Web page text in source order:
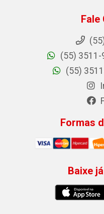
Fale
(55) 3511-
(55)
Formas
Baixe